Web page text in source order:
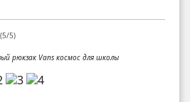
(5/5)
рюкзак Vans космос для школы